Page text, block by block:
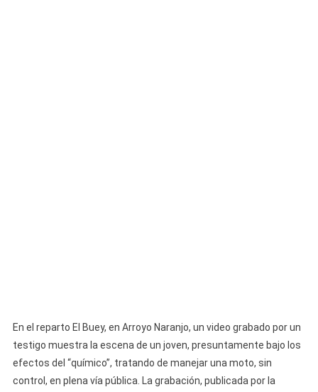
En el reparto El Buey, en Arroyo Naranjo, un video grabado por un
testigo muestra la escena de un joven, presuntamente bajo los
efectos del “químico”, tratando de manejar una moto, sin
control, en plena vía pública. La grabación, publicada por la